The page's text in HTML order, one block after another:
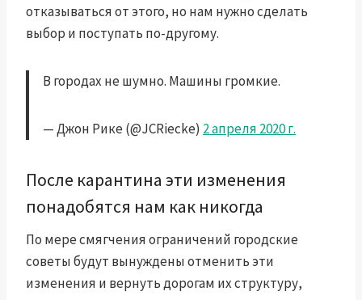
отказываться от этого, но нам нужно сделать
выбор и поступать по-другому.
В городах не шумно. Машины громкие.
— Джон Рике (@JCRiecke) 2 апреля 2020 г.
После карантина эти изменения
понадобятся нам как никогда
По мере смягчения ограничений городские
советы будут вынуждены отменить эти
изменения и вернуть дорогам их структуру,